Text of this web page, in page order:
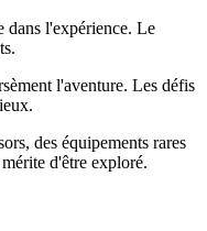
dans l'expérience. Le
l'aventure. Les défis
des équipements rares
d'être exploré.